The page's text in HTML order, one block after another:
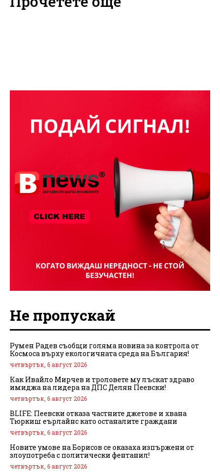
Не пропускай
Румен Радев съобщи голяма новина за контрола от
Космоса върху екологичната среда на България!
четвъртък, 6 август 2026
Как Ивайло Мирчев и троловете му лъскат здраво
имиджа на лидера на ДПС Делян Пеевски!
четвъртък, 6 август 2026
BLIFE: Пеевски отказа частните джетове и хвана
Тюркиш еърлайнс като останалите граждани
четвъртък, 6 август 2026
Новите умове на Борисов се оказаха изпържени от
злоупотреба с политически фентанил!
четвъртък, 6 август 2026